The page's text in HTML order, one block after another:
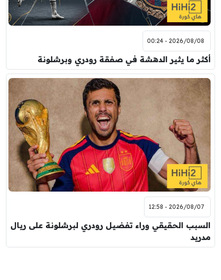
2026/08/08 - 00:24
أكثر ما يثير الدهشة في صفقة رودري وبرشلونة
2026/08/07 - 12:58
السبب الحقيقي وراء تفضيل رودري لبرشلونة على ريال
مدريد